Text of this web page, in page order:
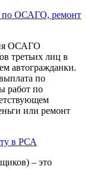
по ОСАГО, ремонт
ОСАГО
третьих лиц в
автогражданки.
по
работ по
или ремонт
в РСА
– это